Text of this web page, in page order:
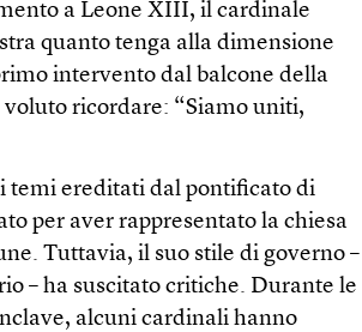
a Leone XIII, il cardinale
quanto tenga alla dimensione
intervento dal balcone della
ricordare: “Siamo uniti,
temi ereditati dal pontificato di
per aver rappresentato la chiesa
Tuttavia, il suo stile di governo –
– ha suscitato critiche. Durante le
alcuni cardinali hanno